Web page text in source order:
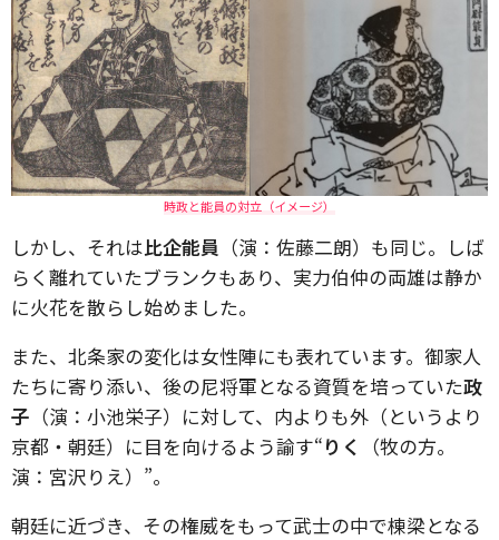
時政と能員の対立（イメージ）
しかし、それは比企能員 （演：佐藤二朗）も同じ。しば
らく離れていたブランクもあり、実力伯仲の両雄は静か
に火花を散らし始めました。
また、北条家の変化は女性陣にも表れています。御家人
たちに寄り添い、後の尼将軍となる資質を培っていた政
子 （演：小池栄子）に対して、内よりも外（というより
京都・朝廷）に目を向けるよう諭す“りく （牧の方。
演：宮沢りえ）”。
朝廷に近づき、その権威をもって武士の中で棟梁となる